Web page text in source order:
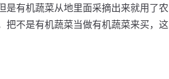
是有机蔬菜从地里面采摘出来就用了农
把不是有机蔬菜当做有机蔬菜来买，这